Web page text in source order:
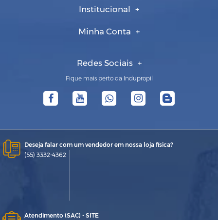
Institucional
Minha Conta
Redes Sociais
Fique mais perto da Indupropil
Deseja falar com um vendedor em nossa loja física?
(55) 3332-4362
Atendimento (SAC) - SITE